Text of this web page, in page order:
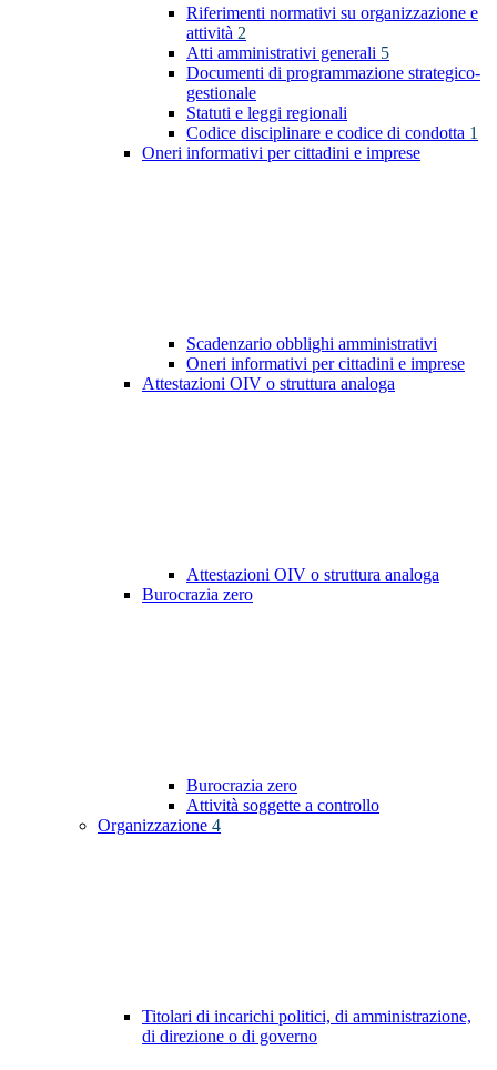
Riferimenti normativi su organizzazione e
attività 2
Atti amministrativi generali 5
Documenti di programmazione strategico-
gestionale
Statuti e leggi regionali
Codice disciplinare e codice di condotta 1
Oneri informativi per cittadini e imprese
Scadenzario obblighi amministrativi
Oneri informativi per cittadini e imprese
Attestazioni OIV o struttura analoga
Attestazioni OIV o struttura analoga
Burocrazia zero
Burocrazia zero
Attività soggette a controllo
Organizzazione 4
Titolari di incarichi politici, di amministrazione,
di direzione o di governo